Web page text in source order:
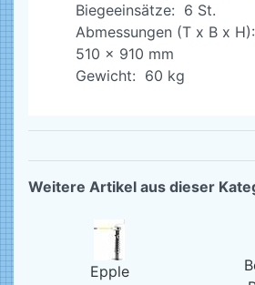
Biegeeinsätze: 6 St.
Abmessungen (T x B x
510 x 910 mm
Gewicht: 60 kg
Weitere Artikel aus dieser
Epple